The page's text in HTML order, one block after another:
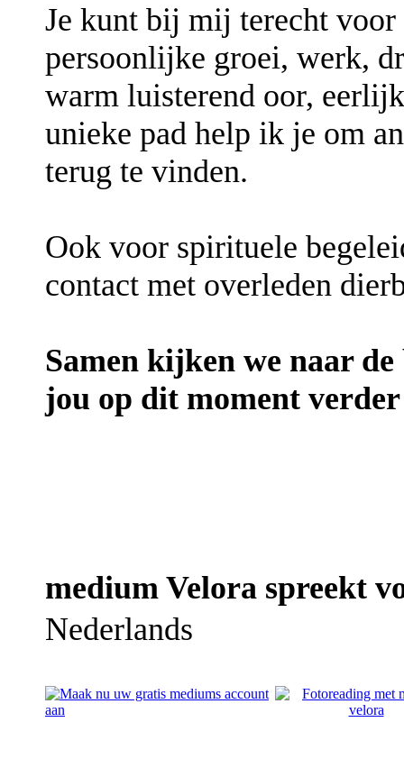
Je kunt bij mij terecht
persoonlijke groei, werk,
warm luisterend oor,
unieke pad help ik je om
terug te vinden.
Ook voor spirituele
contact met overleden
Samen kijken we naar
jou op dit moment
medium Velora spreekt
Nederlands